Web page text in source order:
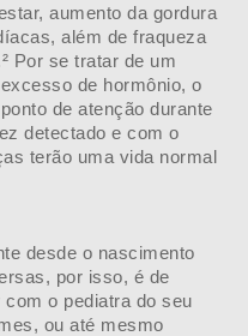
aumento da gordura
além de fraqueza
Por se tratar de um
de hormônio, o
de atenção durante
detectado e com o
terão uma vida normal
desde o nascimento
por isso, é de
o pediatra do seu
ou até mesmo